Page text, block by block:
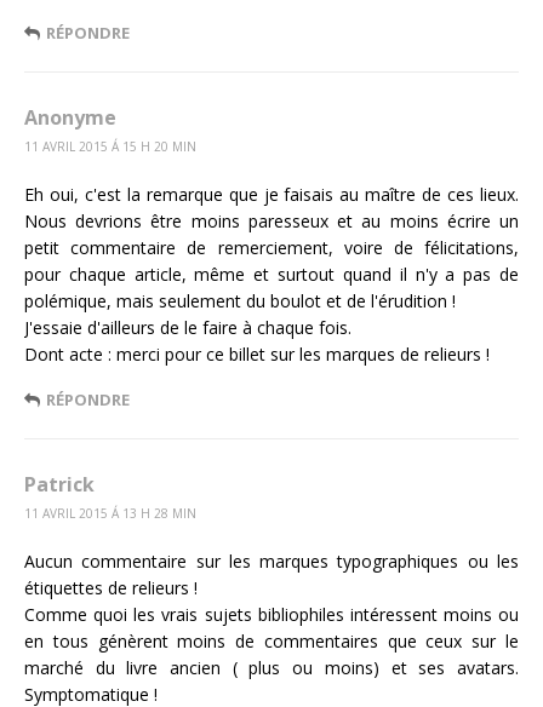
RÉPONDRE
Anonyme
11 AVRIL 2015 Á 15 H 20 MIN
Eh oui, c'est la remarque que je faisais au maître de ces lieux.
Nous devrions être moins paresseux et au moins écrire un
petit commentaire de remerciement, voire de félicitations,
pour chaque article, même et surtout quand il n'y a pas de
polémique, mais seulement du boulot et de l'érudition !
J'essaie d'ailleurs de le faire à chaque fois.
Dont acte : merci pour ce billet sur les marques de relieurs !
RÉPONDRE
Patrick
11 AVRIL 2015 Á 13 H 28 MIN
Aucun commentaire sur les marques typographiques ou les
étiquettes de relieurs !
Comme quoi les vrais sujets bibliophiles intéressent moins ou
en tous génèrent moins de commentaires que ceux sur le
marché du livre ancien ( plus ou moins) et ses avatars.
Symptomatique !